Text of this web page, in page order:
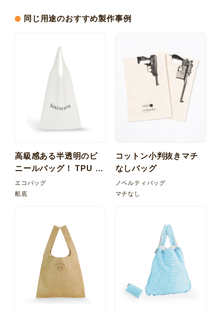
同じ用途のおすすめ製作事例
高級感ある半透明のビ
ニールバッグ！ TPU 梨
地 マルシェ型バッグ
エコバッグ
船底
コットン小判抜きマチ
なしバッグ
ノベルティバッグ
マチなし